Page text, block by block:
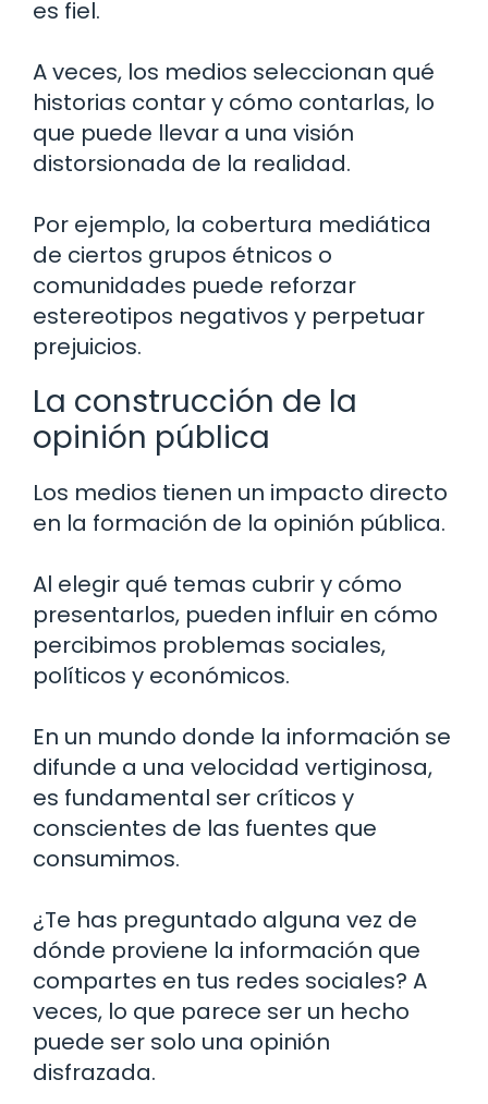
es fiel.
A veces, los medios seleccionan qué
historias contar y cómo contarlas, lo
que puede llevar a una visión
distorsionada de la realidad.
Por ejemplo, la cobertura mediática
de ciertos grupos étnicos o
comunidades puede reforzar
estereotipos negativos y perpetuar
prejuicios.
La construcción de la
opinión pública
Los medios tienen un impacto directo
en la formación de la opinión pública.
Al elegir qué temas cubrir y cómo
presentarlos, pueden influir en cómo
percibimos problemas sociales,
políticos y económicos.
En un mundo donde la información se
difunde a una velocidad vertiginosa,
es fundamental ser críticos y
conscientes de las fuentes que
consumimos.
¿Te has preguntado alguna vez de
dónde proviene la información que
compartes en tus redes sociales? A
veces, lo que parece ser un hecho
puede ser solo una opinión
disfrazada.